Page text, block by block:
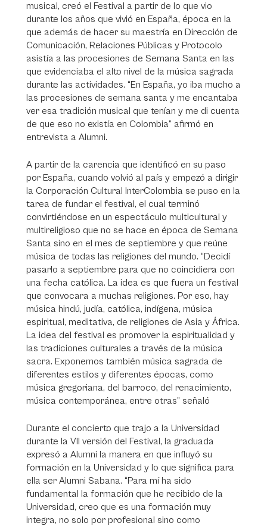
musical, creó el Festival a partir de lo que vio
durante los años que vivió en España, época en la
que además de hacer su maestría en Dirección de
Comunicación, Relaciones Públicas y Protocolo
asistía a las procesiones de Semana Santa en las
que evidenciaba el alto nivel de la música sagrada
durante las actividades. “En España, yo iba mucho a
las procesiones de semana santa y me encantaba
ver esa tradición musical que tenían y me di cuenta
de que eso no existía en Colombia” afirmó en
entrevista a Alumni.
A partir de la carencia que identificó en su paso
por España, cuando volvió al país y empezó a dirigir
la Corporación Cultural InterColombia se puso en la
tarea de fundar el festival, el cual terminó
convirtiéndose en un espectáculo multicultural y
multireligioso que no se hace en época de Semana
Santa sino en el mes de septiembre y que reúne
música de todas las religiones del mundo. “Decidí
pasarlo a septiembre para que no coincidiera con
una fecha católica. La idea es que fuera un festival
que convocara a muchas religiones. Por eso, hay
música hindú, judía, católica, indígena, música
espiritual, meditativa, de religiones de Asia y África.
La idea del festival es promover la espiritualidad y
las tradiciones culturales a través de la música
sacra. Exponemos también música sagrada de
diferentes estilos y diferentes épocas, como
música gregoriana, del barroco, del renacimiento,
música contemporánea, entre otras” señaló
Durante el concierto que trajo a la Universidad
durante la VII versión del Festival, la graduada
expresó a Alumni la manera en que influyó su
formación en la Universidad y lo que significa para
ella ser Alumni Sabana. “Para mí ha sido
fundamental la formación que he recibido de la
Universidad, creo que es una formación muy
integra, no solo por profesional sino como